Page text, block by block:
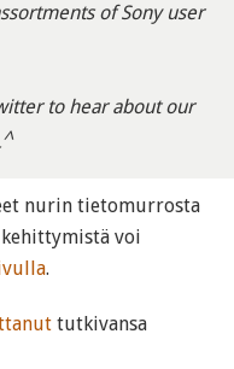
of Sony user
to hear about our
nurin tietomurrosta
voi
.
tutkivansa